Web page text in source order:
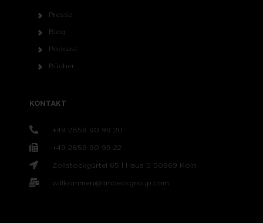
Presse
Blog
Podcast
Bücher
KONTAKT
+49 2859 90 99 20
+49 2859 90 99 22
Zollstockgürtel 65 | Haus 5 50969 Köln
willkommen@limbeckgroup.com